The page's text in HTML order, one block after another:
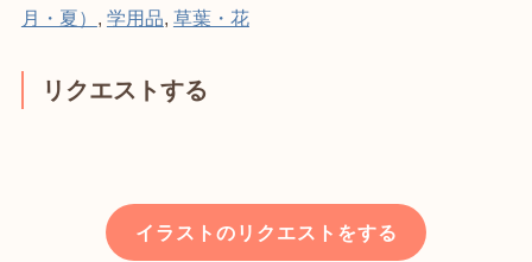
月・夏）
学用品 草葉・花
リクエストする
イラストのリクエストをする